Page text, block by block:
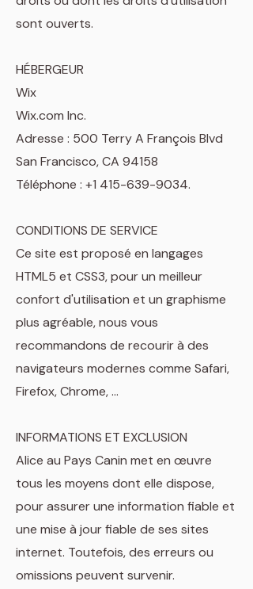
sont ouverts.
HÉBERGEUR
Wix
Wix.com Inc.
Adresse : 500 Terry A François Blvd
San Francisco, CA 94158
Téléphone : +1 415-639-9034.
CONDITIONS DE SERVICE
Ce site est proposé en langages
HTML5 et CSS3, pour un meilleur
confort d'utilisation et un graphisme
plus agréable, nous vous
recommandons de recourir à des
navigateurs modernes comme Safari,
Firefox, Chrome, ...
INFORMATIONS ET EXCLUSION
Alice au Pays Canin met en œuvre
tous les moyens dont elle dispose,
pour assurer une information fiable et
une mise à jour fiable de ses sites
internet. Toutefois, des erreurs ou
omissions peuvent survenir.